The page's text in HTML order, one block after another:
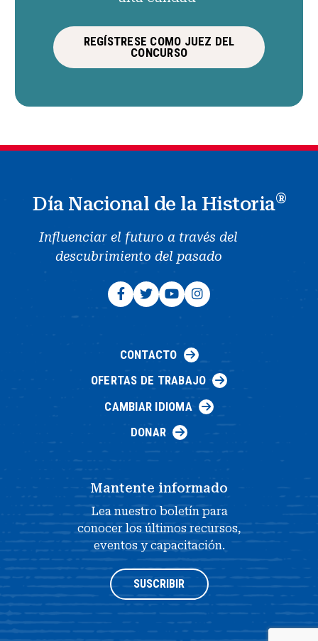
REGÍSTRESE COMO JUEZ DEL
CONCURSO
Día Nacional de la Historia®
Influenciar el futuro a través del
descubrimiento del pasado
CONTACTO
OFERTAS DE TRABAJO
CAMBIAR IDIOMA
DONAR
Mantente informado
Lea nuestro boletín para
conocer los últimos recursos,
eventos y capacitación.
SUSCRIBIR